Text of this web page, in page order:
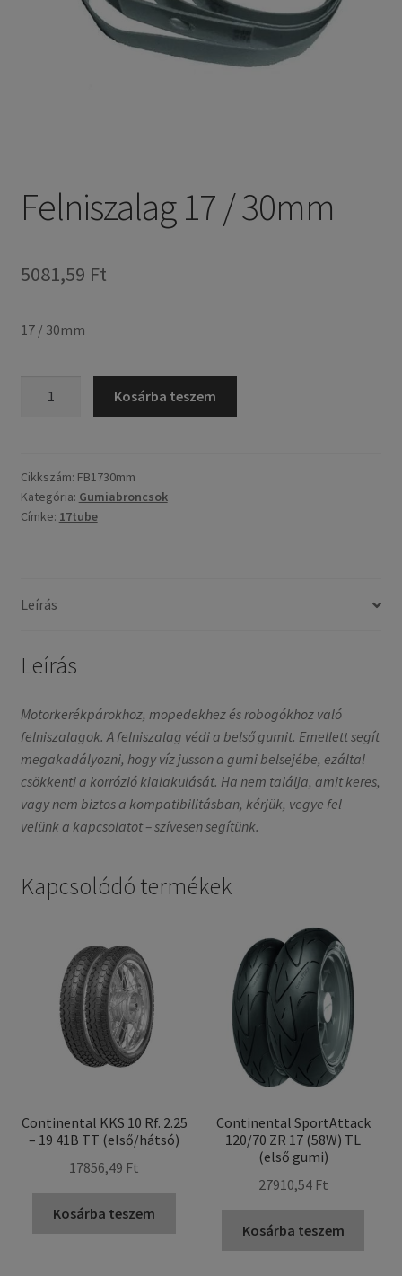
Felniszalag 17 / 30mm
5081,59 Ft
17 / 30mm
mennyiség
Kosárba teszem
Cikkszám: FB1730mm
Kategória: Gumiabroncsok
Címke: 17tube
Leírás
Leírás
Motorkerékpárokhoz, mopedekhez és robogókhoz való
felniszalagok. A felniszalag védi a belső gumit. Emellett segít
megakadályozni, hogy víz jusson a gumi belsejébe, ezáltal
csökkenti a korrózió kialakulását. Ha nem találja, amit keres,
vagy nem biztos a kompatibilitásban, kérjük, vegye fel
velünk a kapcsolatot – szívesen segítünk.
Kapcsolódó termékek
Continental KKS 10 Rf. 2.25
– 19 41B TT (első/hátsó)
17856,49 Ft
Kosárba teszem
Continental SportAttack
120/70 ZR 17 (58W) TL
(első gumi)
27910,54 Ft
Kosárba teszem